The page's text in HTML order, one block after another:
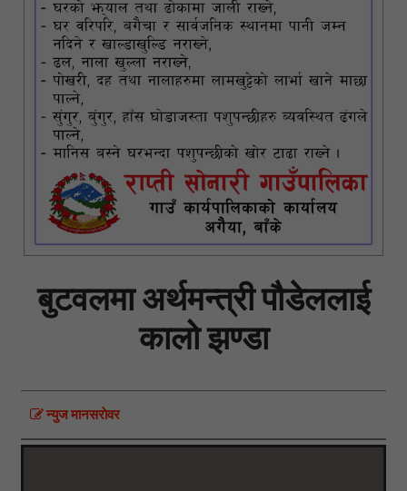
बुटवलमा अर्थमन्त्री पौडेललाई
कालो झण्डा
न्युज मानसराेवर